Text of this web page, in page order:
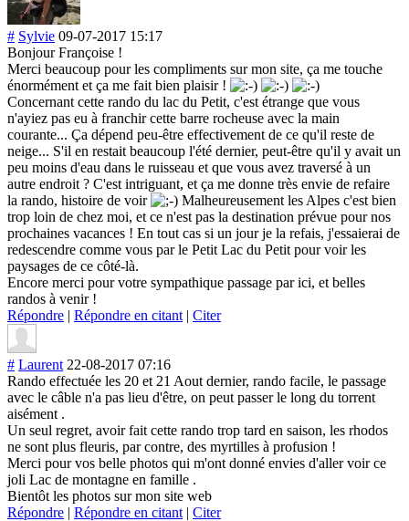
# Sylvie 09-07-2017 15:17
Bonjour Françoise !
Merci beaucoup pour les compliments sur mon site, ça me touche
énormément et ça me fait bien plaisir !
Concernant cette rando du lac du Petit, c'est étrange que vous
n'ayiez pas eu à franchir cette barre rocheuse avec la main
courante... Ça dépend peu-être effectivement de ce qu'il reste de
neige... S'il en restait beaucoup l'été dernier, peut-être qu'il y avait un
peu moins d'eau dans le ruisseau et que vous avez traversé à un
autre endroit ? C'est intriguant, et ça me donne très envie de refaire
la rando, histoire de voir
Malheureusement les Alpes c'est bien
trop loin de chez moi, et ce n'est pas la destination prévue pour nos
prochaines vacances ! En tout cas si un jour je la refais, j'essaierai de
redescendre comme vous par le Petit Lac du Petit pour voir les
paysages de ce côté-là.
Encore merci pour votre sympathique passage par ici, et belles
randos à venir !
Répondre | Répondre en citant | Citer
# Laurent 22-08-2017 07:16
Rando effectuée les 20 et 21 Aout dernier, rando facile, le passage
avec le câble n'a pas lieu d'être, on peut passer le long du torrent
aisément .
Un seul regret, avoir fait cette rando trop tard en saison, les rhodos
ne sont plus fleuris, par contre, des myrtilles à profusion !
Merci pour vos belle photos qui m'ont donné envies d'aller voir ce
joli Lac de montagne en famille .
Bientôt les photos sur mon site web
Répondre | Répondre en citant | Citer